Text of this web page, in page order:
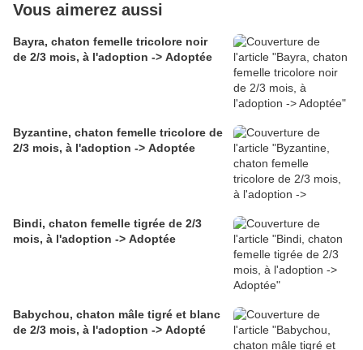
Vous aimerez aussi
Bayra, chaton femelle tricolore noir
de 2/3 mois, à l'adoption -> Adoptée
Byzantine, chaton femelle tricolore de
2/3 mois, à l'adoption -> Adoptée
Bindi, chaton femelle tigrée de 2/3
mois, à l'adoption -> Adoptée
Babychou, chaton mâle tigré et blanc
de 2/3 mois, à l'adoption -> Adopté